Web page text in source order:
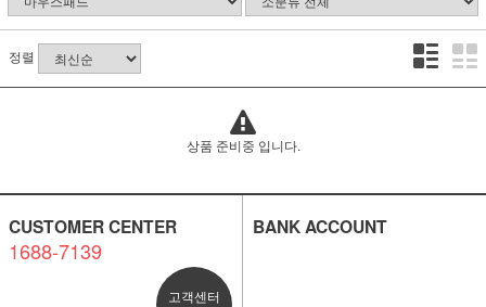
정렬
상품 준비중 입니다.
CUSTOMER CENTER
1688-7139
고객센터
BANK ACCOUNT